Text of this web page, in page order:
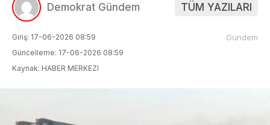
Demokrat Gündem TÜM YAZILARI
Giriş: 17-06-2026 08:59
Güncelleme: 17-06-2026 08:59
Kaynak: HABER MERKEZI
Gündem